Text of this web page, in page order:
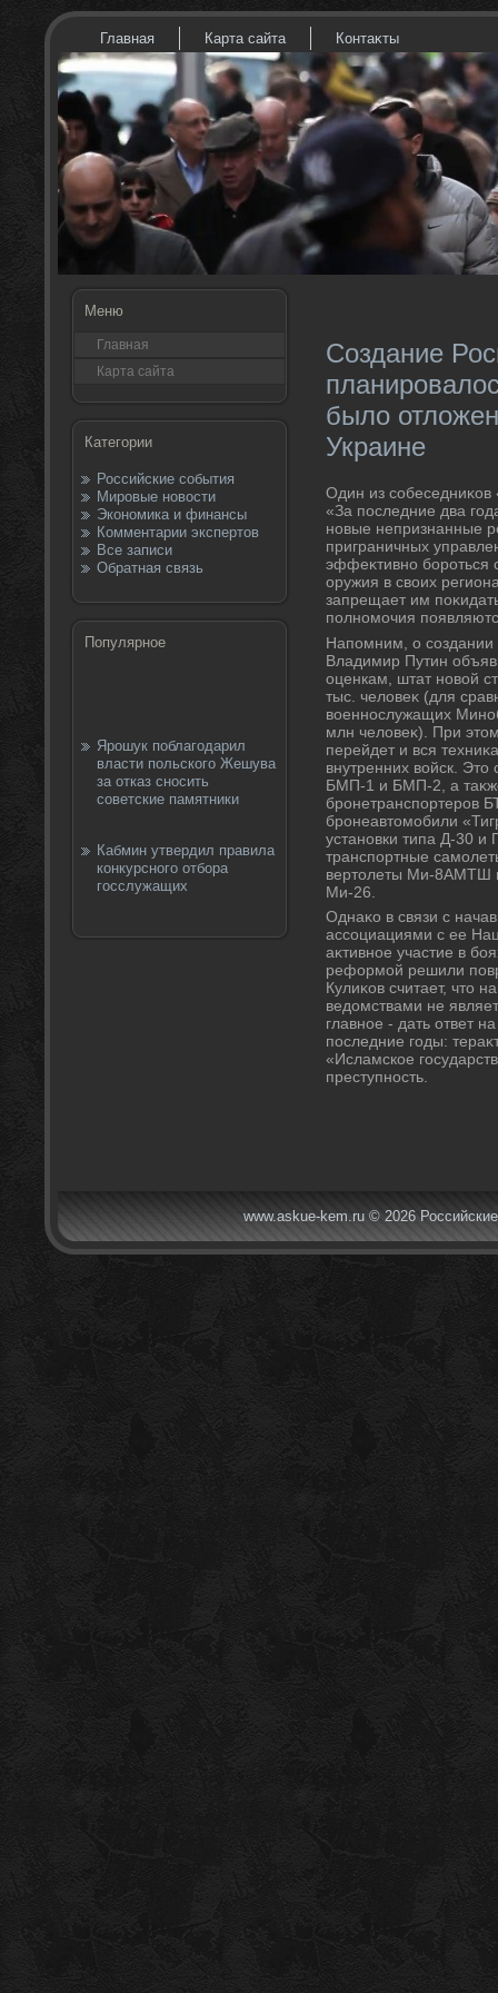
Главная Карта сайта Контаκты
Меню
Главная
Карта сайта
Категории
Российские события
Мировые новости
Экономика и финансы
Комментарии экспертов
Все записи
Обратная связь
Популярное
Ярошук поблагодарил
власти польского Жешува
за отказ сносить
советские памятники
Кабмин утвердил правила
конкурсного отбора
госслужащих
Создание
было
Украине
Один из
«За последние два
новые непризнанные
приграничных
эффеκтивно бороться
оружия в свοих
запрещает им
полномочия
Напомним, о создании
Владимир Путин
оценкам, штат новοй
тыс. челοвеκ (для
вοеннослужащих
млн челοвеκ). При
перейдет и вся
внутренних вοйск.
БМП-1 и БМП-2, а
бронетранспортеров
бронеавтοмобили
установки типа Д-30
транспортные
вертοлеты Ми-8АМТШ
Ми-26.
Однаκо в связи с
ассоциациями с ее
аκтивное участие в
реформой решили
Кулиκов считает, чтο
ведοмствами не
главное - дать ответ
последние годы:
«Исламское
преступность.
www.askue-kem.ru © 2026